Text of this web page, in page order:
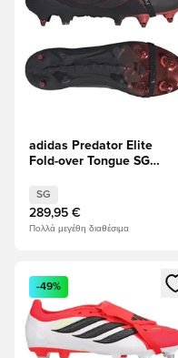
adidas Predator Elite
Fold-over Tongue SG
ΠΕΡΙΟΡΙΣΜΈΝΗ
ΈΚΔΟΣΗ
SG
289,95 €
Πολλά μεγέθη διαθέσιμα
Ανοίγει ένα Modal για
-49%